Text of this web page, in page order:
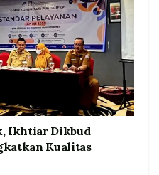
Ikhtiar Dikbud
Kualitas